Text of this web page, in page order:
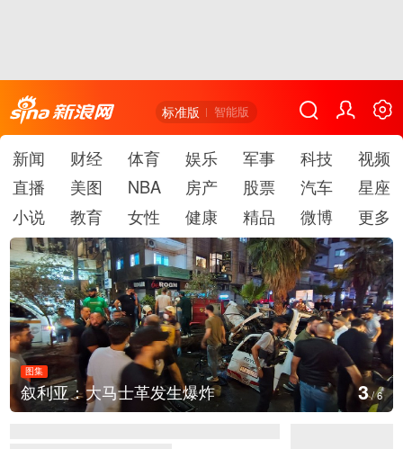
标准版 智能版
新闻 财经 体育 娱乐 军事 科技
视频
直播
美图 NBA 房产 股票 汽车
星座
小说
教育 女性 健康 精品 微博 更多
图集
叙利亚：大马士革发生爆炸 3/6